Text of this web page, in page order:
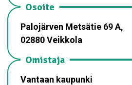
Osoite
Palojärven Metsätie 69 A,
02880 Veikkola
Omistaja
Vantaan kaupunki